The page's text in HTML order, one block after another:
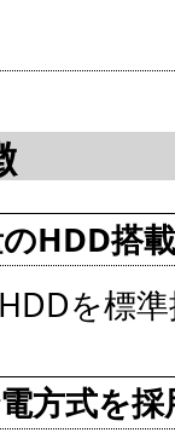
HDD搭載
を標
方式を採